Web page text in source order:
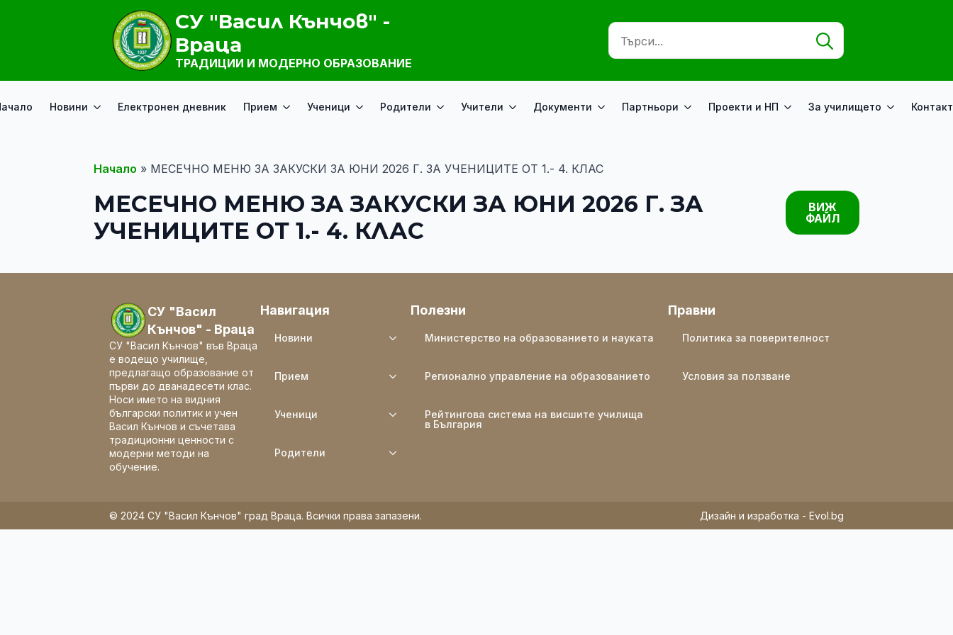
СУ "Васил Кънчов" -
Враца
ТРАДИЦИИ И МОДЕРНО ОБРАЗОВАНИЕ
Search
Новини Електронен дневник Прием Ученици Родители Учители Документи Партньори Проекти и НП За училището
Начало » МЕСЕЧНО МЕНЮ ЗА ЗАКУСКИ ЗА ЮНИ 2026 Г. ЗА УЧЕНИЦИТЕ ОТ 1.- 4. КЛАС
МЕСЕЧНО МЕНЮ ЗА ЗАКУСКИ ЗА ЮНИ 2026 Г. ЗА
УЧЕНИЦИТЕ ОТ 1.- 4. КЛАС
ВИЖ
ФАЙЛ
СУ "Васил
Кънчов" - Враца
СУ "Васил Кънчов" във Враца
е водещо училище,
предлагащо образование от
първи до дванадесети клас.
Носи името на видния
български политик и учен
Васил Кънчов и съчетава
традиционни ценности с
модерни методи на
обучение.
Навигация
Новини
Прием
Ученици
Родители
Полезни
Министерство на образованието и науката
Регионално управление на образованието
Рейтингова система на висшите училища
в България
Правни
Политика за поверителност
Условия за ползване
© 2024 СУ "Васил Кънчов" град Враца. Всички права запазени. Дизайн и изработка - Evol.bg